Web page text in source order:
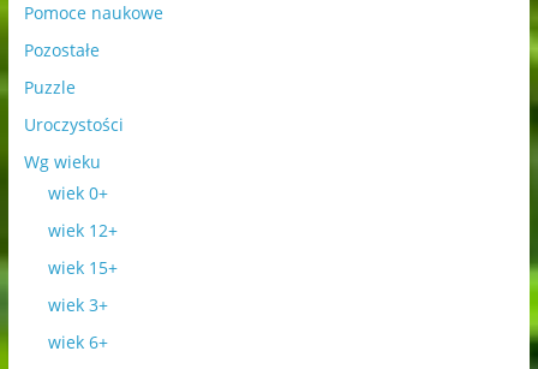
Pomoce naukowe
Pozostałe
Puzzle
Uroczystości
Wg wieku
wiek 0+
wiek 12+
wiek 15+
wiek 3+
wiek 6+